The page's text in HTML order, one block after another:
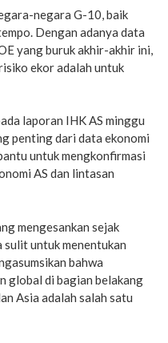
negara G-10, baik
Dengan adanya data
yang buruk akhir-akhir ini,
ekor adalah untuk
laporan IHK AS minggu
penting dari data ekonomi
untuk mengkonfirmasi
AS dan lintasan
mengesankan sejak
untuk menentukan
bahwa
global di bagian belakang
Asia adalah salah satu